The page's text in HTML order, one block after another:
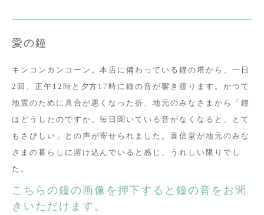
愛の鐘
キンコンカンコーン。本店に備わっている鐘の塔から、一日
2回、正午12時と夕方17時に鐘の音が響き渡ります。かつて
地震のために具合が悪くなった折、地元のみなさまから「鐘
はどうしたのですか。毎日聞いている音がなくなると、とて
もさびしい」との声が寄せられました。喜信堂が地元のみな
さまの暮らしに溶け込んでいると感じ、うれしい限りでし
た。
こちらの鐘の画像を押下すると鐘の音をお聞
きいただけます。